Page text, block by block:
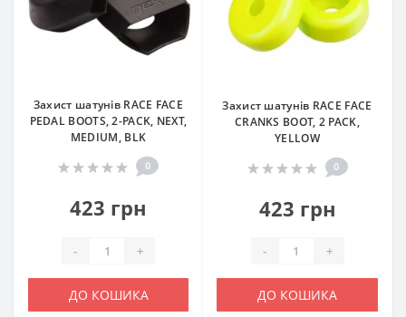
Захист шатунів RACE FACE
PEDAL BOOTS, 2-PACK, NEXT,
MEDIUM, BLK
0
423 грн
- +
ДО КОШИКА
Захист шатунів RACE FACE
CRANKS BOOT, 2 PACK,
YELLOW
0
423 грн
- +
ДО КОШИКА